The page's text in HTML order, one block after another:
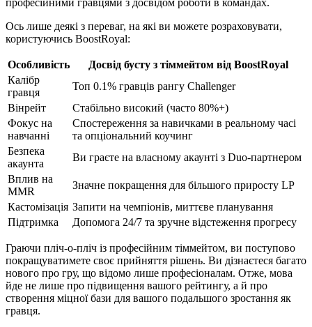
професійними гравцями з досвідом роботи в командах.
Ось лише деякі з переваг, на які ви можете розраховувати,
користуючись BoostRoyal:
Особливість
Досвід бусту з тіммейтом від BoostRoyal
Калібр
гравця
Топ 0.1% гравців рангу Challenger
Вінрейт
Стабільно високий (часто 80%+)
Фокус на
навчанні
Спостереження за навичками в реальному часі
та опціональний коучинг
Безпека
акаунта
Ви граєте на власному акаунті з Duo-партнером
Вплив на
MMR
Значне покращення для більшого приросту LP
Кастомізація Запити на чемпіонів, миттєве планування
Підтримка
Допомога 24/7 та зручне відстеження прогресу
Граючи пліч-о-пліч із професійним тіммейтом, ви поступово
покращуватимете своє прийняття рішень. Ви дізнаєтеся багато
нового про гру, що відомо лише професіоналам. Отже, мова
йде не лише про підвищення вашого рейтингу, а й про
створення міцної бази для вашого подальшого зростання як
гравця.